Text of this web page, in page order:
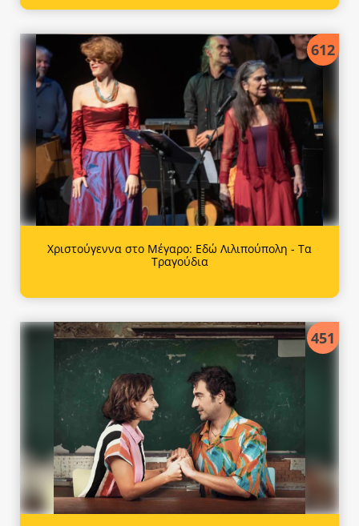
612
Χριστούγεννα στο Μέγαρο: Εδώ Λιλιπούπολη - Τα
Τραγούδια
451